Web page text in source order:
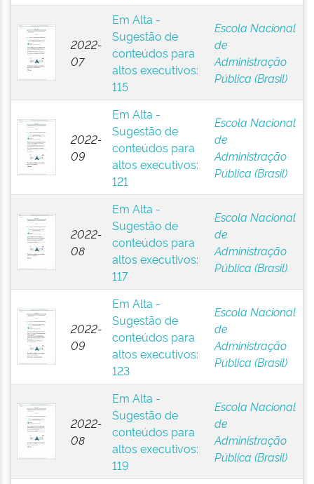
2022-
07
Em Alta -
Sugestão de
conteúdos para
altos executivos:
115
Escola Nacional
de
Administração
Pública (Brasil)
2022-
09
Em Alta -
Sugestão de
conteúdos para
altos executivos:
121
Escola Nacional
de
Administração
Pública (Brasil)
2022-
08
Em Alta -
Sugestão de
conteúdos para
altos executivos:
117
Escola Nacional
de
Administração
Pública (Brasil)
2022-
09
Em Alta -
Sugestão de
conteúdos para
altos executivos:
123
Escola Nacional
de
Administração
Pública (Brasil)
2022-
08
Em Alta -
Sugestão de
conteúdos para
altos executivos:
119
Escola Nacional
de
Administração
Pública (Brasil)